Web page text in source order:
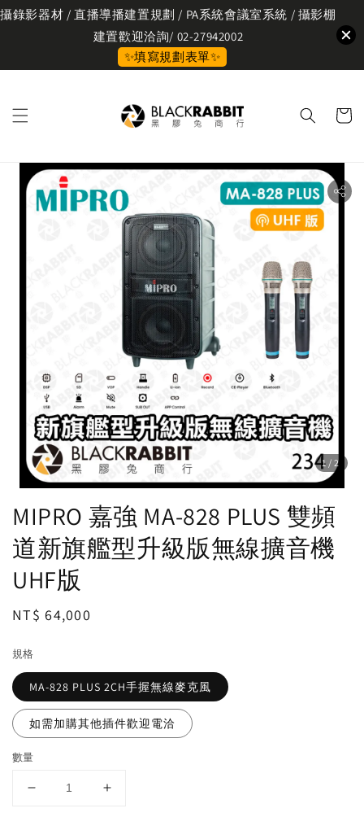
攝錄影器材 / 直播導播建置規劃 / PA系統會議室系統 / 攝影棚
建置歡迎洽詢/ 02-27942002
✨填寫規劃表單✨
1 /2
MIPRO 嘉強 MA-828 PLUS 雙頻
道新旗艦型升級版無線擴音機
UHF版
Regular
NT$ 64,000
規格
MA-828 PLUS 2CH手握無線麥克風
如需加購其他插件歡迎電洽
數量